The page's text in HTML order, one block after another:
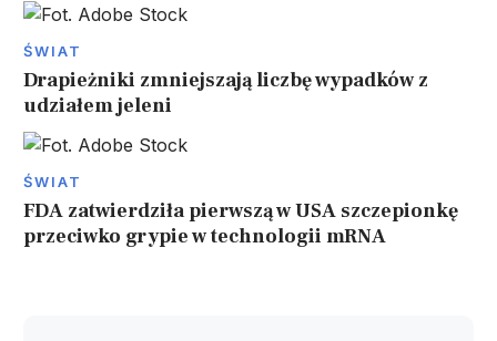
ŚWIAT
Drapieżniki zmniejszają liczbę wypadków z
udziałem jeleni
ŚWIAT
FDA zatwierdziła pierwszą w USA szczepionkę
przeciwko grypie w technologii mRNA